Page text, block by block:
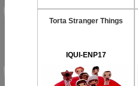
Torta Stranger Things
IQUI-ENP17